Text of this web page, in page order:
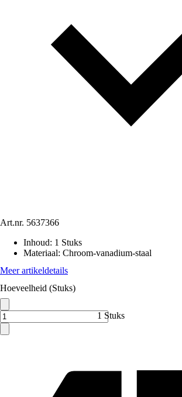
Art.nr. 5637366
Inhoud: 1 Stuks
Materiaal: Chroom-vanadium-staal
Meer artikeldetails
Hoeveelheid (Stuks)
1 Stuks